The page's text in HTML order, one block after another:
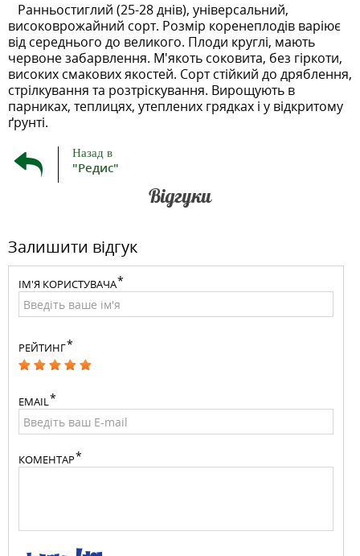
Ранньостиглий (25-28 днів), універсальний,
високоврожайний сорт. Розмір коренеплодів варіює
від середнього до великого. Плоди круглі, мають
червоне забарвлення. М'якоть соковита, без гіркоти,
високих смакових якостей. Сорт стійкий до дряблення,
стрілкування та розтріскування. Вирощують в
парниках, теплицях, утеплених грядках і у відкритому
ґрунті.
Назад в
"Редис"
Відгуки
Залишити відгук
ІМ'Я КОРИСТУВАЧА
РЕЙТИНГ
EMAIL
КОМЕНТАР